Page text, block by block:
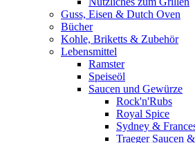
Guss, Eisen & Dutch Oven
Bücher
Kohle, Briketts & Zubehör
Lebensmittel
Ramster
Speiseöl
Saucen und Gewürze
Rock'n'Rubs
Royal Spice
Sydney &
Traeger Saucen